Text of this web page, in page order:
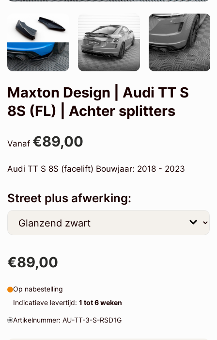
Maxton Design | Audi TT S
8S (FL) | Achter splitters
Vanaf €89,00
Audi TT S 8S (facelift) Bouwjaar: 2018 - 2023
Street plus afwerking:
€89,00
Op nabestelling
Indicatieve levertijd: 1 tot 6 weken
Artikelnummer: AU-TT-3-S-RSD1G